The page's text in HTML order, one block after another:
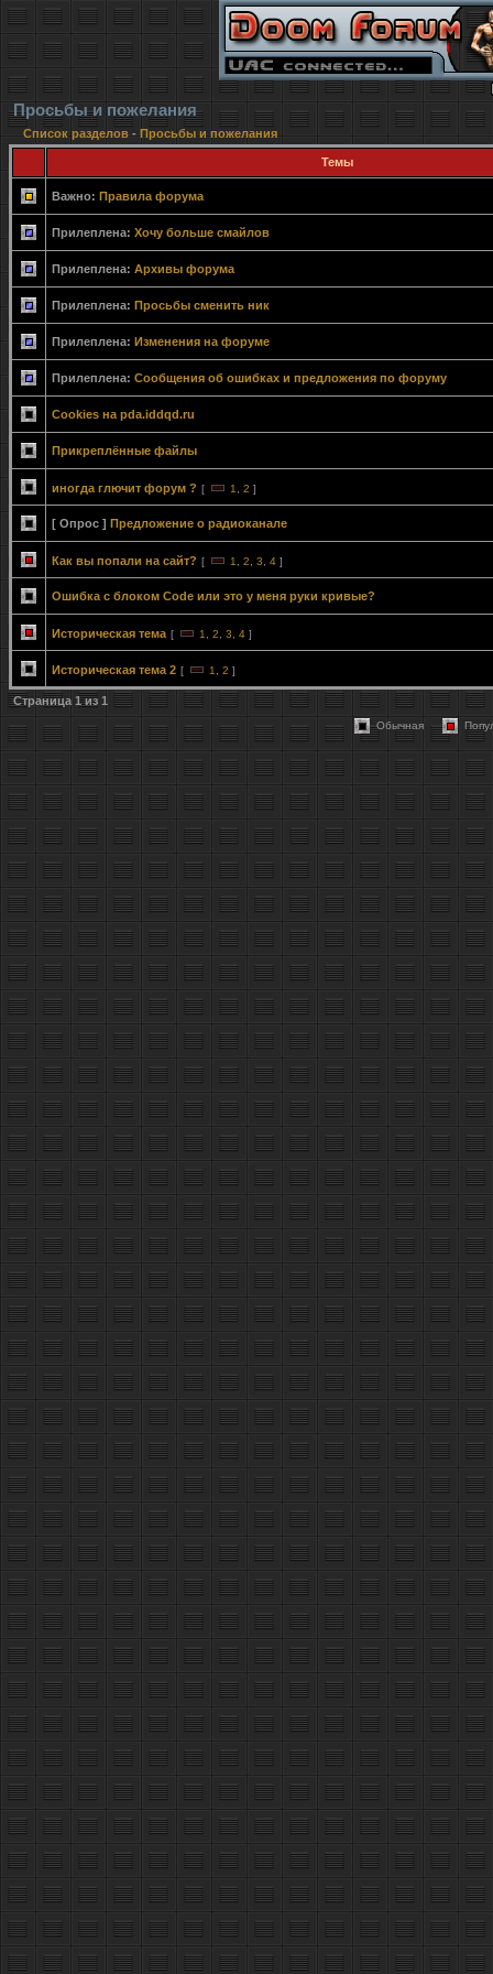
Просьбы и пожелания
Список разделов - Просьбы и пожелания
Темы
Важно: Правила форума
Прилеплена: Хочу больше смайлов
Прилеплена: Архивы форума
Прилеплена: Просьбы сменить ник
Прилеплена: Изменения на форуме
Прилеплена: Сообщения об ошибках и предложения по форуму
Cookies на pda.iddqd.ru
Прикреплённые файлы
иногда глючит форум ? [ 1 2 ]
[ Опрос ] Предложение о радиоканале
Как вы попали на сайт? [ 1 2 3 4 ]
Ошибка с блоком Code или это у меня руки кривые?
Историческая тема [ 1 2 3 4 ]
Историческая тема 2 [ 1 2 ]
Страница 1из 1
Обычная